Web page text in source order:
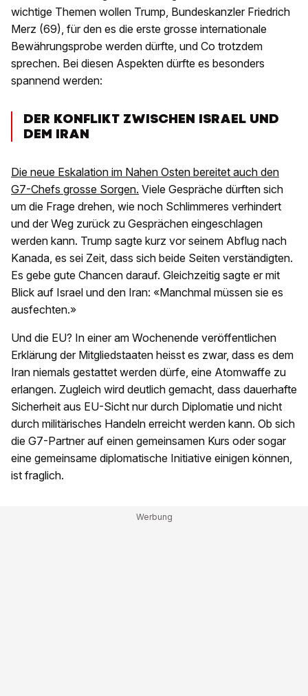
wichtige Themen wollen Trump, Bundeskanzler Friedrich
Merz (69), für den es die erste grosse internationale
Bewährungsprobe werden dürfte, und Co trotzdem
sprechen. Bei diesen Aspekten dürfte es besonders
spannend werden:
DER KONFLIKT ZWISCHEN ISRAEL UND
DEM IRAN
Die neue Eskalation im Nahen Osten bereitet auch den
G7-Chefs grosse Sorgen. Viele Gespräche dürften sich
um die Frage drehen, wie noch Schlimmeres verhindert
und der Weg zurück zu Gesprächen eingeschlagen
werden kann. Trump sagte kurz vor seinem Abflug nach
Kanada, es sei Zeit, dass sich beide Seiten verständigten.
Es gebe gute Chancen darauf. Gleichzeitig sagte er mit
Blick auf Israel und den Iran: «Manchmal müssen sie es
ausfechten.»
Und die EU? In einer am Wochenende veröffentlichen
Erklärung der Mitgliedstaaten heisst es zwar, dass es dem
Iran niemals gestattet werden dürfe, eine Atomwaffe zu
erlangen. Zugleich wird deutlich gemacht, dass dauerhafte
Sicherheit aus EU-Sicht nur durch Diplomatie und nicht
durch militärisches Handeln erreicht werden kann. Ob sich
die G7-Partner auf einen gemeinsamen Kurs oder sogar
eine gemeinsame diplomatische Initiative einigen können,
ist fraglich.